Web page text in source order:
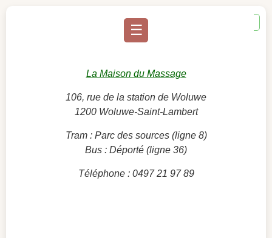
☰
La Maison du Massage
106, rue de la station de Woluwe
1200 Woluwe-Saint-Lambert
Tram : Parc des sources (ligne 8)
Bus : Déporté (ligne 36)
Téléphone : 0497 21 97 89